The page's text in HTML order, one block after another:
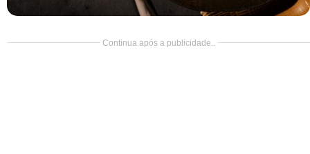
Continua após a publicidade..